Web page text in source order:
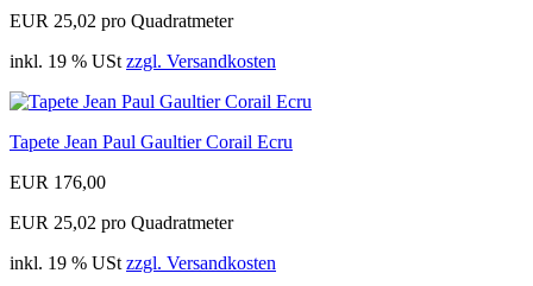
EUR 25,02 pro Quadratmeter
inkl. 19 % USt zzgl. Versandkosten
Tapete Jean Paul Gaultier Corail Ecru
EUR 176,00
EUR 25,02 pro Quadratmeter
inkl. 19 % USt zzgl. Versandkosten